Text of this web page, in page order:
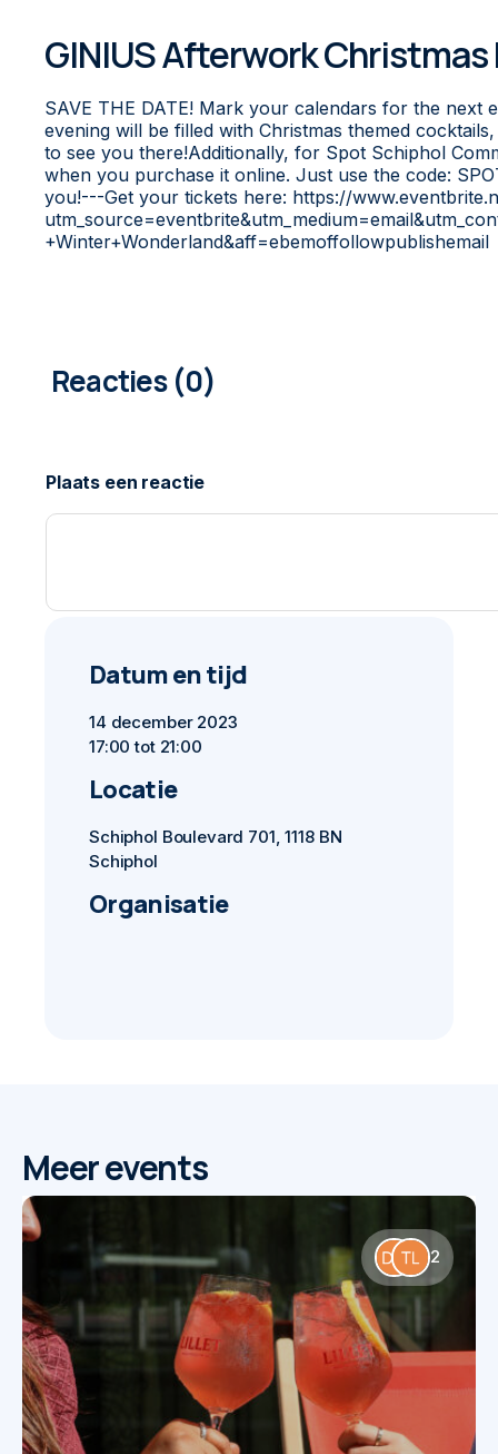
GINIUS Afterwork
SAVE THE DATE! Mark your calendars for the
evening will be filled with Christmas themed
to see you there!Additionally, for Spot Schiphol
when you purchase it online. Just use the code:
you!---Get your tickets here: https://
+Winter+Wonderland&aff=ebemoffollowpublishemail
0
Datum en tijd
14 december 2023
17:00 tot 21:00
Locatie
Schiphol Boulevard 701, 1118 BN
Schiphol
Organisatie
Meer events
2